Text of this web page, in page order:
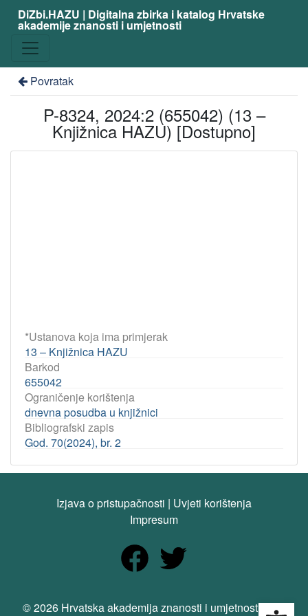
DiZbi.HAZU | Digitalna zbirka i katalog Hrvatske
akademije znanosti i umjetnosti
Povratak
P-8324, 2024:2 (655042) (13 –
Knjižnica HAZU) [Dostupno]
*Ustanova koja ima primjerak
13 – Knjižnica HAZU
Barkod
655042
Ograničenje korištenja
dnevna posudba u knjižnici
Bibliografski zapis
God. 70(2024), br. 2
Izjava o pristupačnosti | Uvjeti korištenja
Impresum
© 2026 Hrvatska akademija znanosti i umjetnosti. Sva